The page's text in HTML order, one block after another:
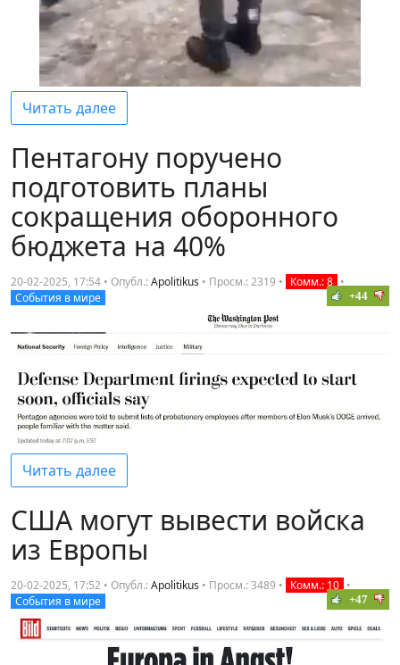
Читать далее
Пентагону поручено
подготовить планы
сокращения оборонного
бюджета на 40%
20-02-2025, 17:54 • Опубл.:Apolitikus • Просм.: 2319 • Комм.: 8 •
События в мире
+44
Читать далее
США могут вывести войска
из Европы
20-02-2025, 17:52 • Опубл.:Apolitikus • Просм.: 3489 • Комм.: 10 •
События в мире
+47